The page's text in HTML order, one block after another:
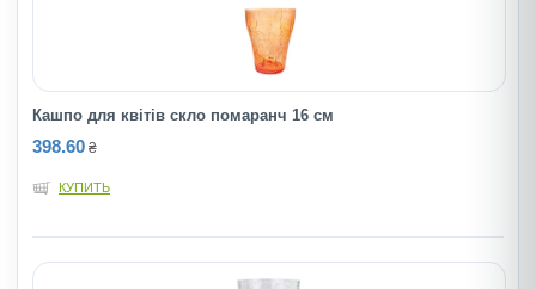
Кашпо для квітів скло помаранч 16 см
398.60 ₴
КУПИТЬ